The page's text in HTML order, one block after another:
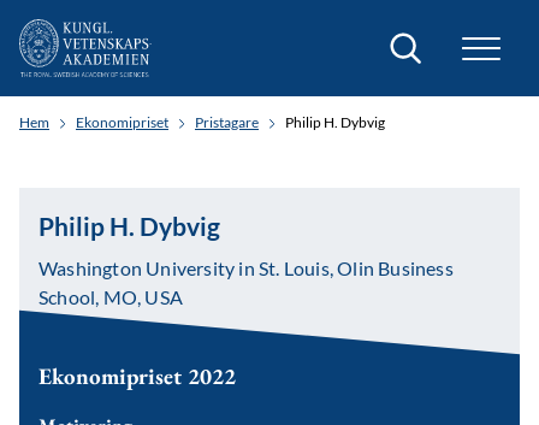
Sök
Hem Ekonomipriset Pristagare Philip H. Dybvig
Philip H. Dybvig
Washington University in St. Louis, Olin Business
School, MO, USA
Ekonomipriset 2022